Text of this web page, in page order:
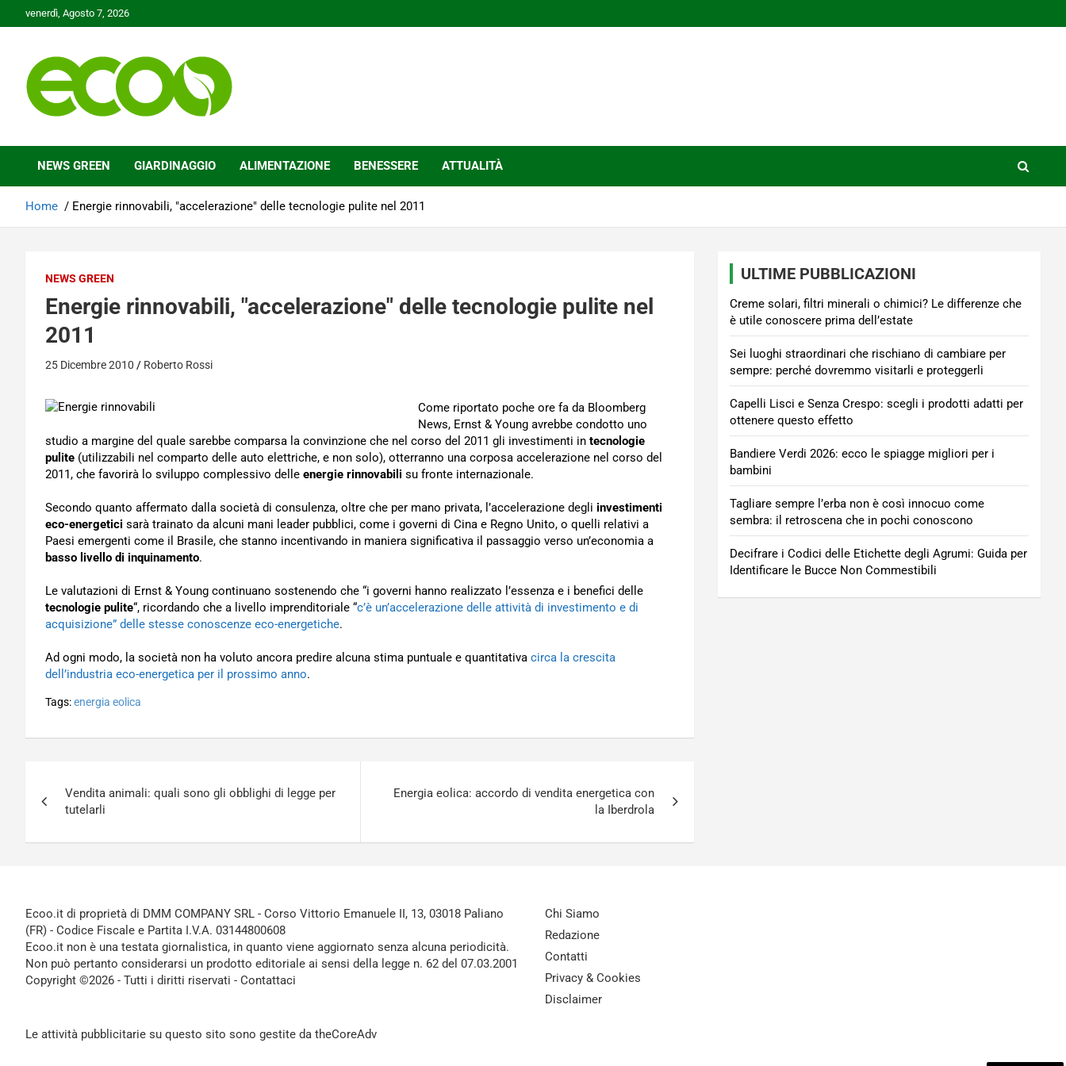
to
venerdì, Agosto 7, 2026
Ecoo.it
NEWS GREEN GIARDINAGGIO ALIMENTAZIONE BENESSERE ATTUALITÀ
Home Energie rinnovabili, "accelerazione" delle tecnologie pulite nel 2011
NEWS GREEN
Energie rinnovabili, "accelerazione" delle tecnologie pulite nel
2011
25 Dicembre 2010 Roberto Rossi
Come riportato poche ore fa da Bloomberg
News, Ernst & Young avrebbe condotto uno
studio a margine del quale sarebbe comparsa la convinzione che nel corso del 2011 gli investimenti in tecnologie
pulite (utilizzabili nel comparto delle auto elettriche, e non solo), otterranno una corposa accelerazione nel corso del
2011, che favorirà lo sviluppo complessivo delle energie rinnovabili su fronte internazionale.
Secondo quanto affermato dalla società di consulenza, oltre che per mano privata, l’accelerazione degli investimenti
eco-energetici sarà trainato da alcuni mani leader pubblici, come i governi di Cina e Regno Unito, o quelli relativi a
Paesi emergenti come il Brasile, che stanno incentivando in maniera significativa il passaggio verso un’economia a
basso livello di inquinamento.
Le valutazioni di Ernst & Young continuano sostenendo che “i governi hanno realizzato l’essenza e i benefici delle
tecnologie pulite“, ricordando che a livello imprenditoriale “c’è un’accelerazione delle attività di investimento e di
acquisizione” delle stesse conoscenze eco-energetiche.
Ad ogni modo, la società non ha voluto ancora predire alcuna stima puntuale e quantitativa circa la crescita
dell’industria eco-energetica per il prossimo anno.
Tags:energia eolica
articoli
Vendita animali: quali sono gli obblighi di legge per
tutelarli
Energia eolica: accordo di vendita energetica con
la Iberdrola
ULTIME PUBBLICAZIONI
Creme solari, filtri minerali o chimici? Le differenze che
è utile conoscere prima dell’estate
Sei luoghi straordinari che rischiano di cambiare per
sempre: perché dovremmo visitarli e proteggerli
Capelli Lisci e Senza Crespo: scegli i prodotti adatti per
ottenere questo effetto
Bandiere Verdi 2026: ecco le spiagge migliori per i
bambini
Tagliare sempre l’erba non è così innocuo come
sembra: il retroscena che in pochi conoscono
Decifrare i Codici delle Etichette degli Agrumi: Guida per
Identificare le Bucce Non Commestibili
Ecoo.it di proprietà di DMM COMPANY SRL - Corso Vittorio Emanuele II, 13, 03018 Paliano
(FR) - Codice Fiscale e Partita I.V.A. 03144800608
Ecoo.it non è una testata giornalistica, in quanto viene aggiornato senza alcuna periodicità.
Non può pertanto considerarsi un prodotto editoriale ai sensi della legge n. 62 del 07.03.2001
Copyright ©2026 - Tutti i diritti riservati - Contattaci
Le attività pubblicitarie su questo sito sono gestite da theCoreAdv
Chi Siamo
Redazione
Contatti
Privacy & Cookies
Disclaimer